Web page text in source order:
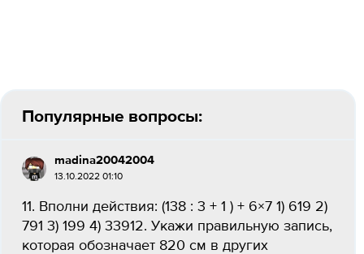
Популярные вопросы:
madina20042004
13.10.2022 01:10
11. Вполни действия: (138 : 3 + 1 ) + 6×7 1) 619 2)
791 3) 199 4) 33912. Укажи правильную запись,
которая обозначает 820 см в других